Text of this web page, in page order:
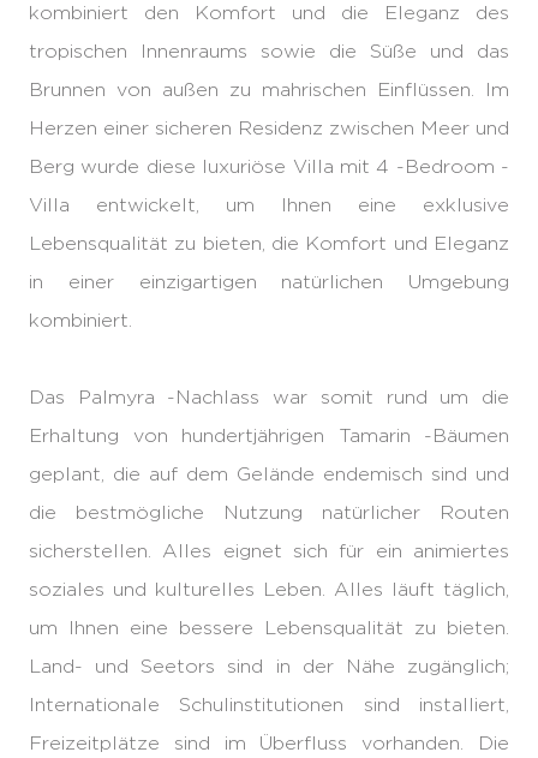
kombiniert den Komfort und die Eleganz des
tropischen Innenraums sowie die Süße und das
Brunnen von außen zu mahrischen Einflüssen. Im
Herzen einer sicheren Residenz zwischen Meer und
Berg wurde diese luxuriöse Villa mit 4 -Bedroom -
Villa entwickelt, um Ihnen eine exklusive
Lebensqualität zu bieten, die Komfort und Eleganz
in einer einzigartigen natürlichen Umgebung
kombiniert.
Das Palmyra -Nachlass war somit rund um die
Erhaltung von hundertjährigen Tamarin -Bäumen
geplant, die auf dem Gelände endemisch sind und
die bestmögliche Nutzung natürlicher Routen
sicherstellen. Alles eignet sich für ein animiertes
soziales und kulturelles Leben. Alles läuft täglich,
um Ihnen eine bessere Lebensqualität zu bieten.
Land- und Seetors sind in der Nähe zugänglich;
Internationale Schulinstitutionen sind installiert,
Freizeitplätze sind im Überfluss vorhanden. Die